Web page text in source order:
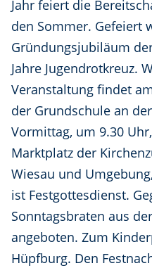
Jahr feiert die
den Sommer. Gefeiert
Gründungsjubiläum
Jahre Jugendrotkreuz.
Veranstaltung findet
der Grundschule an
Vormittag, um 9.30
Marktplatz der
Wiesau und
ist Festgottesdienst.
Sonntagsbraten aus
angeboten. Zum
Hüpfburg. Den